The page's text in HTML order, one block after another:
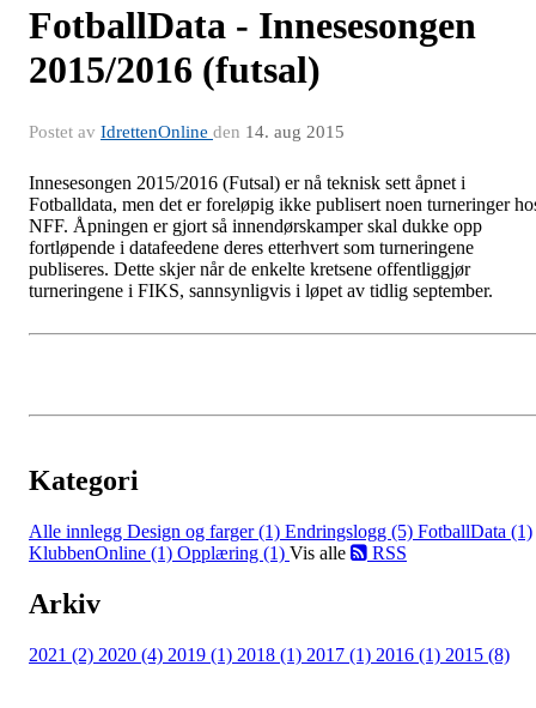
FotballData - Innesesongen
2015/2016 (futsal)
Postet av IdrettenOnline den 14. aug 2015
Innesesongen 2015/2016 (Futsal) er nå teknisk sett åpnet i
Fotballdata, men det er foreløpig ikke publisert noen turneringer
NFF. Åpningen er gjort så innendørskamper skal dukke opp
fortløpende i datafeedene deres etterhvert som turneringene
publiseres. Dette skjer når de enkelte kretsene offentliggjør
turneringene i FIKS, sannsynligvis i løpet av tidlig september.
Kategori
Alle innlegg Design og farger (1) Endringslogg (5) FotballData (1)
KlubbenOnline (1) Opplæring (1) Vis alle RSS
Arkiv
2021 (2) 2020 (4) 2019 (1) 2018 (1) 2017 (1) 2016 (1) 2015 (8)